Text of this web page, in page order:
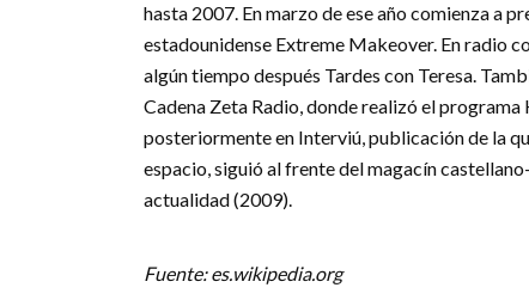
hasta 2007. En marzo de ese año comienza a
estadounidense Extreme Makeover. En radio
algún tiempo después Tardes con Teresa.
Cadena Zeta Radio, donde realizó el
posteriormente en Interviú, publicación de la
espacio, siguió al frente del magacín
actualidad (2009).
Fuente: es.wikipedia.org